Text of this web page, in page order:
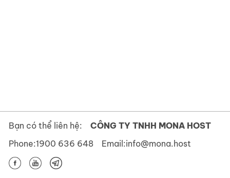
Bạn có thể liên hệ:
CÔNG TY TNHH MONA HOST
Phone:1900 636 648 Email:info@mona.host